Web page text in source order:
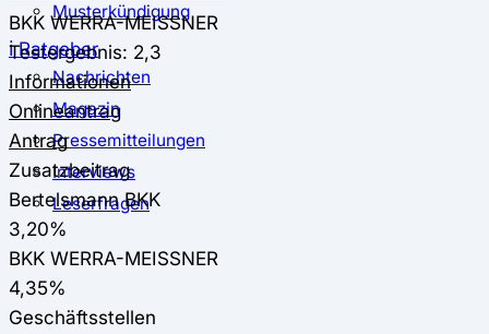
Musterkündigung
ℹ Ratgeber
Nachrichten
Magazin
Pressemitteilungen
Interviews
Leserfragen
BKK WERRA-MEISSNER
Testergebnis: 2,3
Informationen
Onlineantrag
Antrag
Zusatzbeitrag
Bertelsmann BKK
3,20%
BKK WERRA-MEISSNER
4,35%
Geschäftsstellen